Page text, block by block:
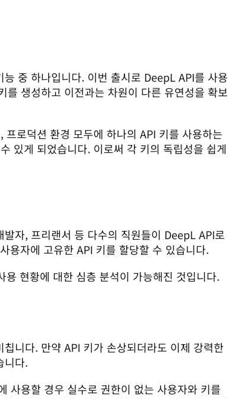
중 하나입니다. 이번 출시로 DeepL API를 사용
를 생성하고 이전과는 차원이 다른 유연성을 확보
로덕션 환경 모두에 하나의 API 키를 사용하는
있게 되었습니다. 이로써 각 키의 독립성을 쉽게
자, 프리랜서 등 다수의 직원들이 DeepL API로
용자에 고유한 API 키를 할당할 수 있습니다.
현황에 대한 심층 분석이 가능해진 것입니다.
니다. 만약 API 키가 손상되더라도 이제 강력한
니다.
사용할 경우 실수로 권한이 없는 사용자와 키를